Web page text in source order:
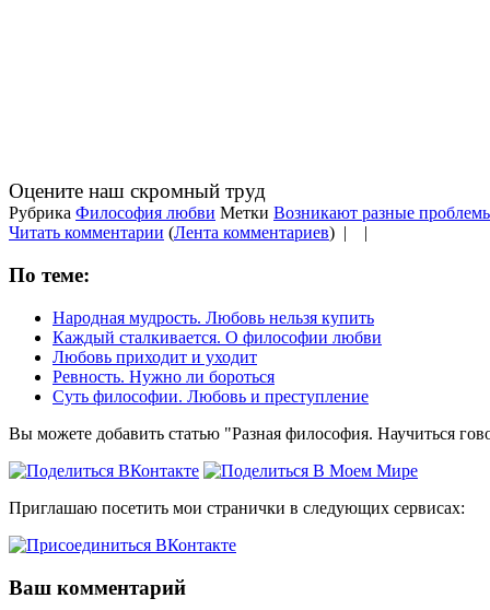
Оцените наш скромный труд
Рубрика Философия любви Метки Возникают разные
Читать комментарии (Лента комментариев) |
По теме:
Народная мудрость. Любовь нельзя купить
Каждый сталкивается. О философии любви
Любовь приходит и уходит
Ревность. Нужно ли бороться
Суть философии. Любовь и преступление
Вы можете добавить статью "Разная философия. Научиться
Приглашаю посетить мои странички в следующих сервисах:
Ваш комментарий